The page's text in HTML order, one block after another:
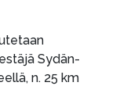
Sydän-
n. 25 km